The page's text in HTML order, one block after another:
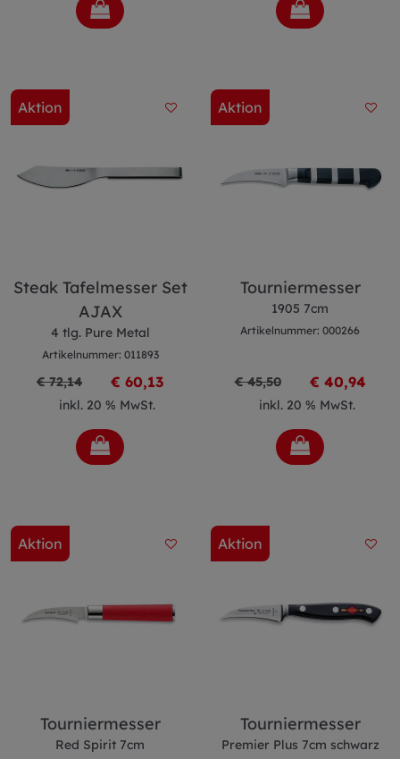
Aktion
Steak Tafelmesser Set
AJAX
4 tlg. Pure Metal
Artikelnummer: 011893
€ 72,14 € 60,13
inkl. 20 % MwSt.
Aktion
Tourniermesser
1905 7cm
Artikelnummer: 000266
€ 45,50 € 40,94
inkl. 20 % MwSt.
Aktion
Tourniermesser
Red Spirit 7cm
Aktion
Tourniermesser
Premier Plus 7cm schwarz